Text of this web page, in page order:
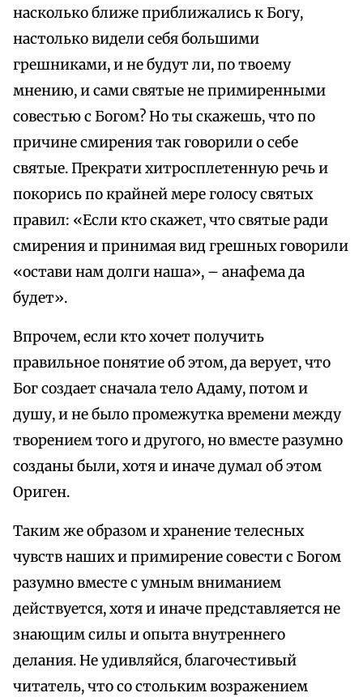
насколько ближе приближались к Богу,
настолько видели себя большими
грешниками, и не будут ли, по твоему
мнению, и сами святые не примиренными
совестью с Богом? Но ты скажешь, что по
причине смирения так говорили о себе
святые. Прекрати хитросплетенную речь и
покорись по крайней мере голосу святых
правил: «Если кто скажет, что святые ради
смирения и принимая вид грешных говорили
«остави нам долги наша», – анафема да
будет».
Впрочем, если кто хочет получить
правильное понятие об этом, да верует, что
Бог создает сначала тело Адаму, потом и
душу, и не было промежутка времени между
творением того и другого, но вместе разумно
созданы были, хотя и иначе думал об этом
Ориген.
Таким же образом и хранение телесных
чувств наших и примирение совести с Богом
разумно вместе с умным вниманием
действуется, хотя и иначе представляется не
знающим силы и опыта внутреннего
делания. Не удивляйся, благочестивый
читатель, что со стольким возражением